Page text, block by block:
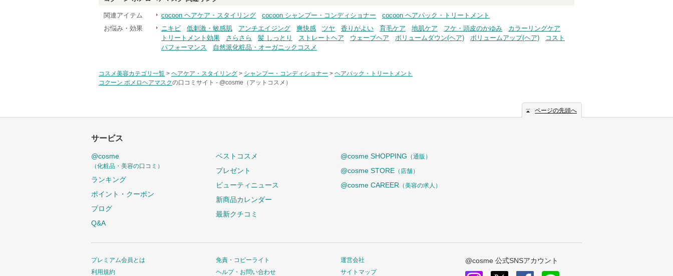
関連アイテム cocoon ヘアケア・スタイリング cocoon シャンプー・コンディショナー
cocoon ヘアパック・トリートメント
お悩み・効果
ニキビ 低刺激・敏感肌 アンチエイジング 爽快感 ツヤ 香りがよい 育毛ケア 地肌ケア フケ・頭皮のかゆみ
カラーリングケア
トリートメント効果
さらさら 髪 しっとり ストレートヘア ウェーブヘア ボリュームダウン(ヘア) ボリュームアップ(ヘア)
コスト
パフォーマンス
自然派化粧品・オーガニックコスメ
コスメ美容カテゴリ一覧 > ヘアケア・スタイリング > シャンプー・コンディショナー > ヘアパック・トリートメント
コクーン ポメロヘアマスクの口コミサイト - @cosme（アットコスメ）
ページの先頭へ
サービス
@cosme
（化粧品・美容の口コミ）
ランキング
ポイント・クーポン
ブログ
Q&A
ベストコスメ
プレゼント
ビューティニュース
新商品カレンダー
最新クチコミ
@cosme SHOPPING （通販）
@cosme STORE （店舗）
@cosme CAREER （美容の求人）
プレミアム会員とは
利用規約
免責・コピーライト
ヘルプ・お問い合わせ
運営会社
サイトマップ
@cosme 公式SNSアカウント